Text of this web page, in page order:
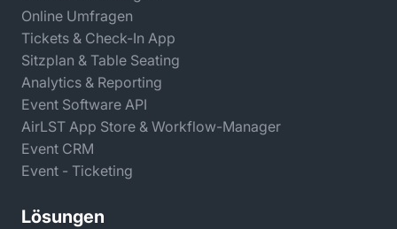
Online Umfragen
Tickets & Check-In App
Sitzplan & Table Seating
Analytics & Reporting
Event Software API
AirLST App Store & Workflow-Manager
Event CRM
Event - Ticketing
Lösungen